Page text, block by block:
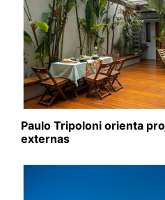
Paulo Tripoloni orienta
externas